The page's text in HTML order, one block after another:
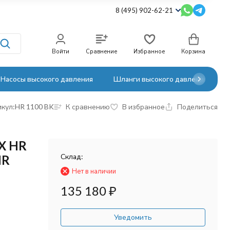
8 (495) 902-62-21
Войти Сравнение Избранное Корзина
Насосы высокого давления Шланги высокого давления
HR 1100 BK К сравнению В избранное Поделиться
HR
Склад:
Нет в наличии
135 180₽
Уведомить